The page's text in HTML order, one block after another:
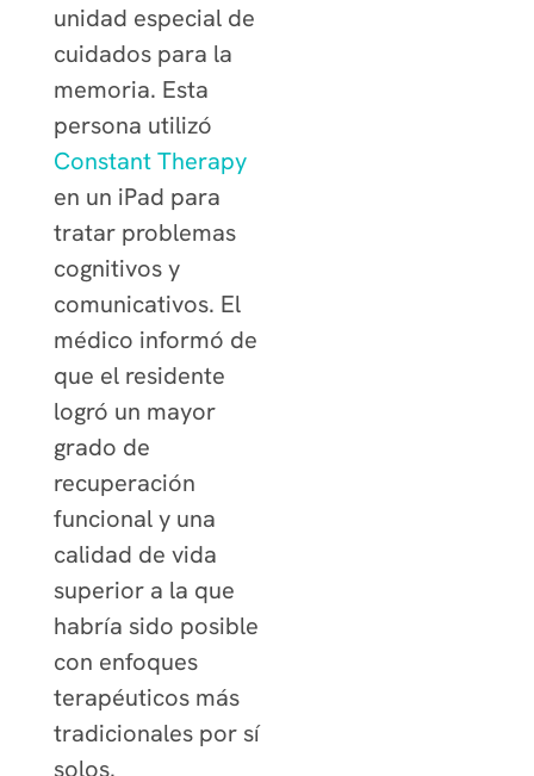
unidad especial de
cuidados para la
memoria. Esta
persona utilizó
Constant Therapy
en un iPad para
tratar problemas
cognitivos y
comunicativos. El
médico informó de
que el residente
logró un mayor
grado de
recuperación
funcional y una
calidad de vida
superior a la que
habría sido posible
con enfoques
terapéuticos más
tradicionales por sí
solos.